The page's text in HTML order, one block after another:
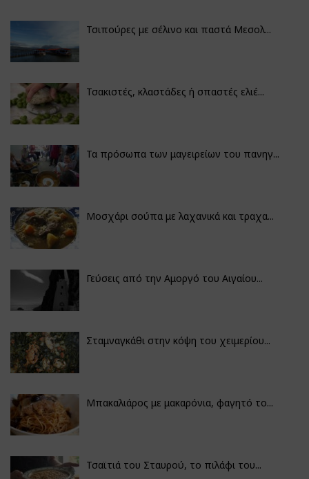
Τσιπούρες με σέλινο και παστά Μεσολ...
Τσακιστές, κλαστάδες ή σπαστές ελιέ...
Τα πρόσωπα των μαγειρείων του πανηγ...
Μοσχάρι σούπα με λαχανικά και τραχα...
Γεύσεις από την Αμοργό του Αιγαίου...
Σταμναγκάθι στην κόψη του χειμερίου...
Μπακαλιάρος με μακαρόνια, φαγητό το...
Τσαϊτιά του Σταυρού, το πιλάφι του...